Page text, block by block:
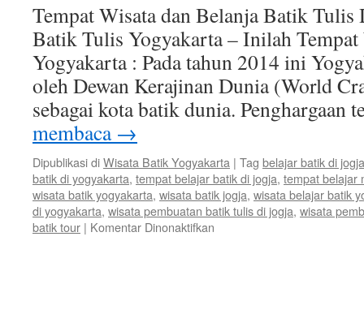
Tempat Wisata dan Belanja Batik Tulis
Batik Tulis Yogyakarta – Inilah
Yogyakarta : Pada tahun 2014 ini
oleh Dewan Kerajinan Dunia (World
sebagai kota batik dunia.
membaca →
Dipublikasi diWisata Batik Yogyakarta | Tag belajar batik di jogja
batik di yogyakarta, tempat belajar batik di jogja, tempat belajar
wisata batik yogyakarta, wisata batik jogja, wisata belajar batik
di yogyakarta, wisata pembuatan batik tulis di jogja, wisata
batik tour | Komentar Dinonaktifkan